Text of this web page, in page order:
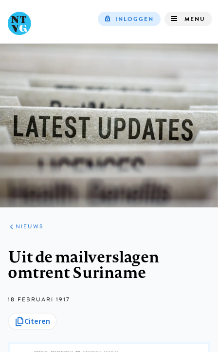
navigation
INLOGGEN MENU
ARTIKELEN
HET
KORT
NIEUWS
Uit de mailverslagen
omtrent Suriname
18 FEBRUARI 1917
Citeren